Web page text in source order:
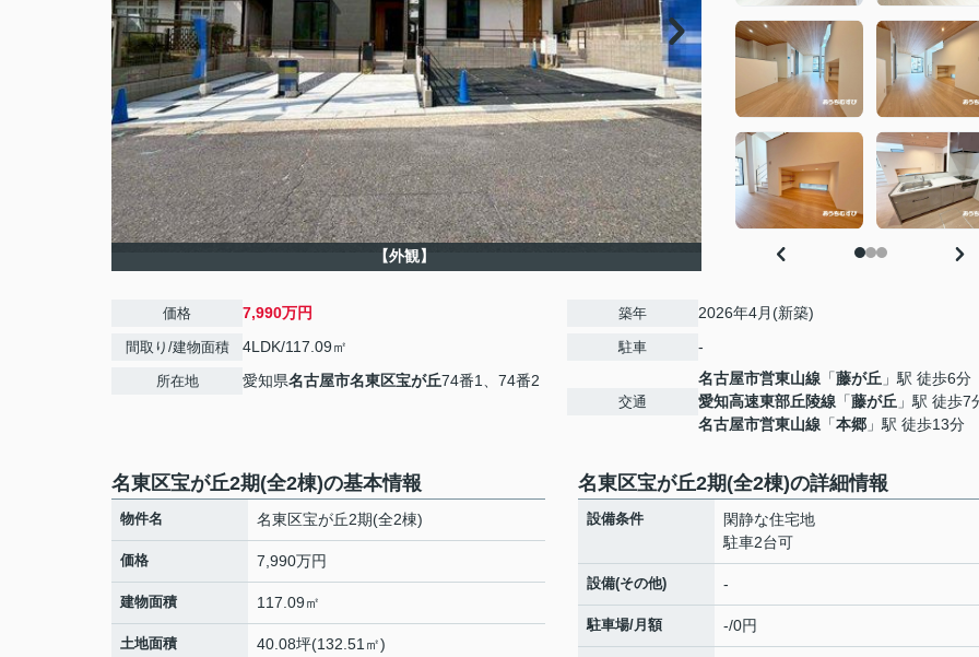
【外観】
価格 7,990万円
間取り/建物面積 4LDK/117.09㎡
所在地 愛知県名古屋市名東区宝が丘74番1、74番2
築年 2026年4月(新築)
駐車 -
交通
名古屋市営東山線 「藤が丘 」駅 徒歩6分
愛知高速東部丘陵線 「藤が丘 」駅 徒歩7
名古屋市営東山線 「本郷 」駅 徒歩13分
名東区宝が丘2期(全2棟)の基本情報
物件名 名東区宝が丘2期(全2棟)
価格 7,990万円
建物面積 117.09㎡
土地面積 40.08坪(132.51㎡)
名東区宝が丘2期(全2棟)の詳細情報
設備条件
閑静な住宅地
駐車2台可
設備(その他) -
駐車場/月額 -/0円